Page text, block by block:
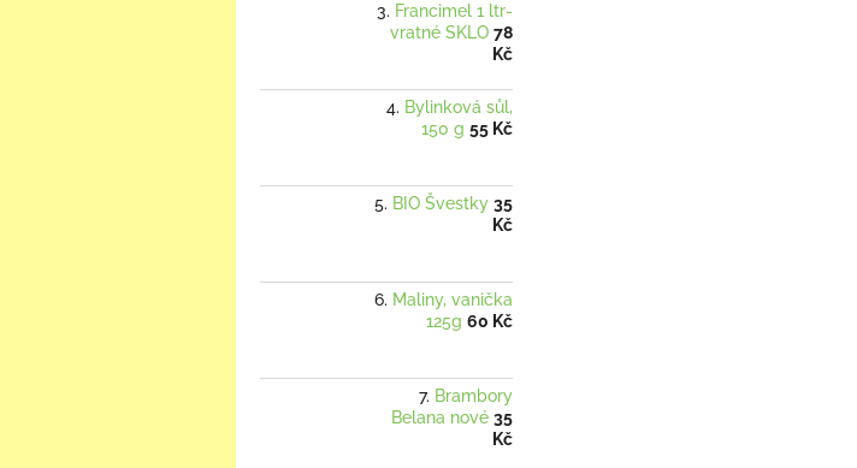
Francimel 1 ltr-
vratné SKLO 78
Kč
Bylinková sůl,
150 g 55 Kč
BIO Švestky 35
Kč
Maliny, vanička
125g 60 Kč
Brambory
Belana nové 35
Kč